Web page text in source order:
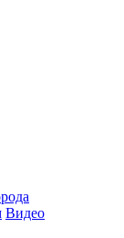
Видео